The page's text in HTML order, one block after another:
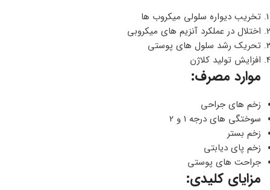
تخریب دیواره سلولی میکروب ها
اختلال در عملکرد آنزیم های میکروبی
تحریک رشد سلول های پوستی
افزایش تولید کلاژن
موارد مصرف:
زخم های جراحی
سوختگی های درجه 1 و 2
زخم بستر
زخم پای دیابتی
جراحت های پوستی
مزایای کلیدی: